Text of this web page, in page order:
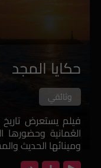
حكايا المجد
وثائقي
فيلم يستعرض
العُمانية وحضورها
ومينائها الحديث